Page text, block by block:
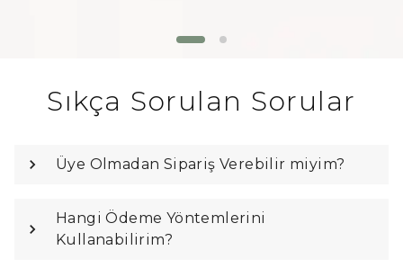
Sıkça Sorulan Sorular
Üye Olmadan Sipariş Verebilir miyim?
Hangi Ödeme Yöntemlerini
Kullanabilirim?